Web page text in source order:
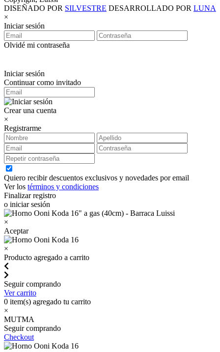
DISEÑADO POR SILVESTRE DESARROLLADO POR LUNA
×
Iniciar sesión
Olvidé mi contraseña
Iniciar sesión
Continuar como invitado
Crear una cuenta
×
Registrarme
Quiero recibir descuentos exclusivos y novedades por email
Ver los términos y condiciones
Finalizar registro
o iniciar sesión
×
Aceptar
×
Producto agregado a carrito
Seguir comprando
Ver carrito
0 item(s) agregado tu carrito
×
MUTMA
Seguir comprando
Checkout